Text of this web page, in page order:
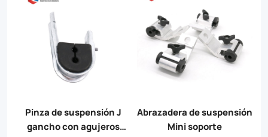
Abrazaderas de
suspensión de plástico
Montaje de suspensión de
varias carreras